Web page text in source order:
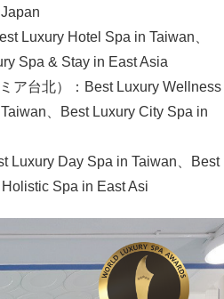
Luxury Hotel Spa in Taiwan、
Spa & Stay in East Asia
ア台北）：Best Luxury Wellness
、Best Luxury City Spa in
Luxury Day Spa in Taiwan、Best
Spa in East Asi